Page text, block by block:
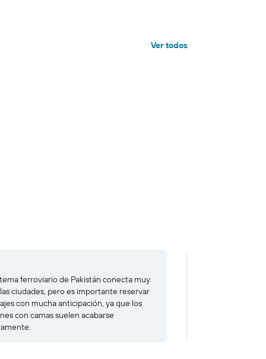
Ver todos
ferroviario de Pakistán conecta muy
ciudades, pero es importante reservar
con mucha anticipación, ya que los
con camas suelen acabarse